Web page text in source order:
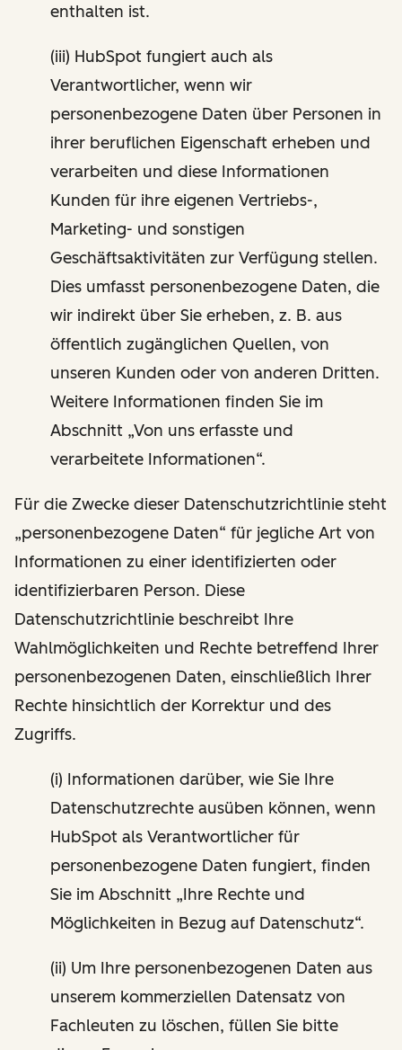
enthalten ist.
(iii) HubSpot fungiert auch als
Verantwortlicher, wenn wir
personenbezogene Daten über Personen in
ihrer beruflichen Eigenschaft erheben und
verarbeiten und diese Informationen
Kunden für ihre eigenen Vertriebs-,
Marketing- und sonstigen
Geschäftsaktivitäten zur Verfügung stellen.
Dies umfasst personenbezogene Daten, die
wir indirekt über Sie erheben, z. B. aus
öffentlich zugänglichen Quellen, von
unseren Kunden oder von anderen Dritten.
Weitere Informationen finden Sie im
Abschnitt „Von uns erfasste und
verarbeitete Informationen“.
Für die Zwecke dieser Datenschutzrichtlinie steht
„personenbezogene Daten“ für jegliche Art von
Informationen zu einer identifizierten oder
identifizierbaren Person. Diese
Datenschutzrichtlinie beschreibt Ihre
Wahlmöglichkeiten und Rechte betreffend Ihrer
personenbezogenen Daten, einschließlich Ihrer
Rechte hinsichtlich der Korrektur und des
Zugriffs.
(i) Informationen darüber, wie Sie Ihre
Datenschutzrechte ausüben können, wenn
HubSpot als Verantwortlicher für
personenbezogene Daten fungiert, finden
Sie im Abschnitt „Ihre Rechte und
Möglichkeiten in Bezug auf Datenschutz“.
(ii) Um Ihre personenbezogenen Daten aus
unserem kommerziellen Datensatz von
Fachleuten zu löschen, füllen Sie bitte